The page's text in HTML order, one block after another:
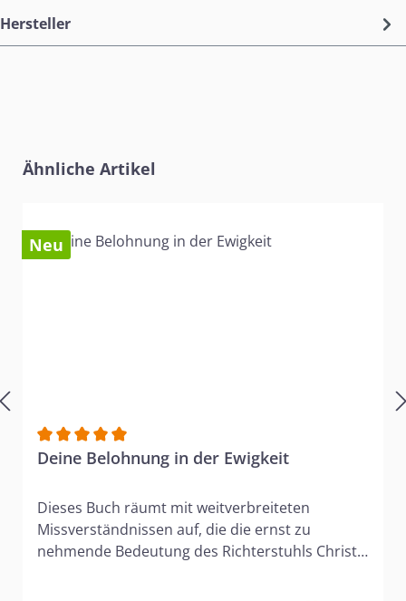
Hersteller
Produktgalerie überspringen
Ähnliche Artikel
Neu
Durchschnittliche Bewertung von 5 von 5 Sternen
Deine Belohnung in der Ewigkeit
Dieses Buch räumt mit weitverbreiteten
Missverständnissen auf, die die ernst zu
nehmende Bedeutung des Richterstuhls Christi